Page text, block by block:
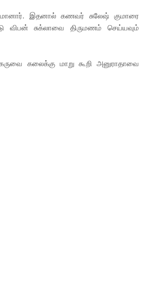
இதனால் கணவர் சுலேஷ் குமாரை
விபன் சுக்லாவை திருமணம் செய்யவும்
கலைக்கு மாறு கூறி அனுராதாவை